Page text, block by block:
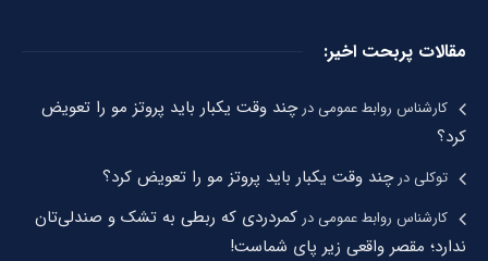
مقالات پربحت اخیر:
کارشناس روابط عمومیدرچند وقت یکبار باید پروتز مو را تعویض
کرد؟
توکلیدرچند وقت یکبار باید پروتز مو را تعویض کرد؟
کارشناس روابط عمومیدر کمردردی که ربطی به تشک و صندلی‌تان
ندارد؛ مقصر واقعی زیر پای شماست!